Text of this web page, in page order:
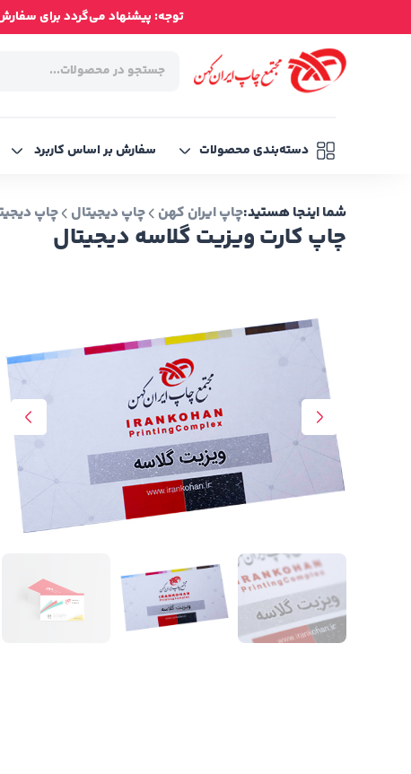
توجه: پیشنهاد می‌گردد برای
دسته‌بندی محصولات سفارش بر اساس کاربرد
چاپ کارت ویزیت گلاسه دیجیتال
شما اینجا هستید:چاپ ایران کهن چاپ دیجیتال چاپ